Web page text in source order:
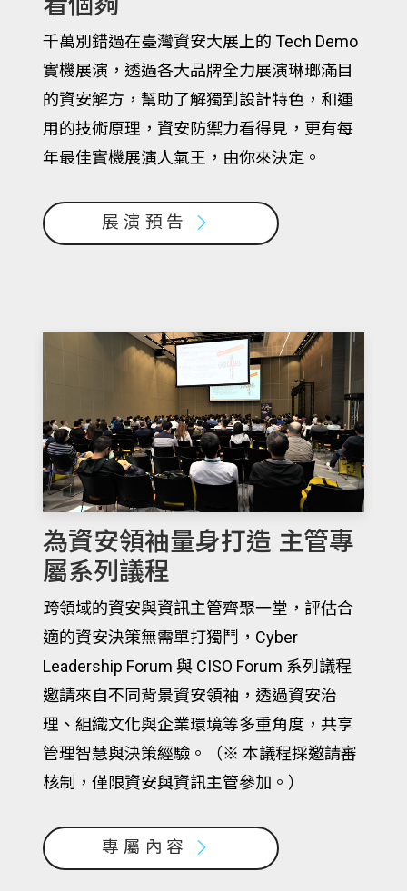
千萬別錯過在臺灣資安大展上的 Tech Demo
實機展演，透過各大品牌全力展演琳瑯滿目
的資安解方，幫助了解獨到設計特色，和運
用的技術原理，資安防禦力看得見，更有每
年最佳實機展演人氣王，由你來決定。
展演預告
為資安領袖量身打造 主管專
屬系列議程
跨領域的資安與資訊主管齊聚一堂，評估合
適的資安決策無需單打獨鬥，Cyber
Leadership Forum 與 CISO Forum 系列議程
邀請來自不同背景資安領袖，透過資安治
理、組織文化與企業環境等多重角度，共享
管理智慧與決策經驗。（※ 本議程採邀請審
核制，僅限資安與資訊主管參加。）
專屬內容